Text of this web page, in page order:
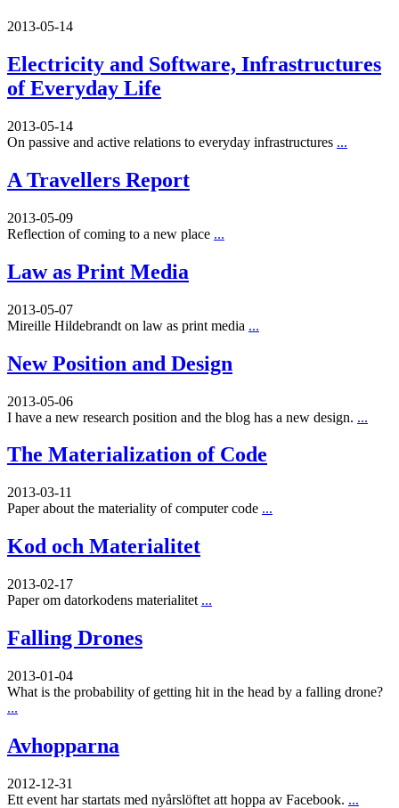
2013-05-14
Electricity and Software, Infrastructures
of Everyday Life
2013-05-14
On passive and active relations to everyday infrastructures ...
A Travellers Report
2013-05-09
Reflection of coming to a new place ...
Law as Print Media
2013-05-07
Mireille Hildebrandt on law as print media ...
New Position and Design
2013-05-06
I have a new research position and the blog has a new design. ...
The Materialization of Code
2013-03-11
Paper about the materiality of computer code ...
Kod och Materialitet
2013-02-17
Paper om datorkodens materialitet ...
Falling Drones
2013-01-04
What is the probability of getting hit in the head by a falling drone?
...
Avhopparna
2012-12-31
Ett event har startats med nyårslöftet att hoppa av Facebook. ...